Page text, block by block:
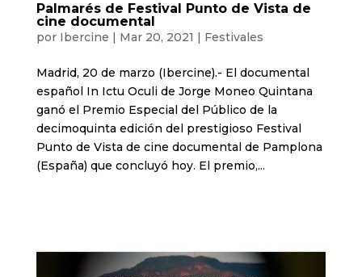
Palmarés de Festival Punto de Vista de
cine documental
por Ibercine Mar 20, 2021 Festivales
Madrid, 20 de marzo (Ibercine).- El documental
español In Ictu Oculi de Jorge Moneo Quintana
ganó el Premio Especial del Público de la
decimoquinta edición del prestigioso Festival
Punto de Vista de cine documental de Pamplona
(España) que concluyó hoy. El premio,...